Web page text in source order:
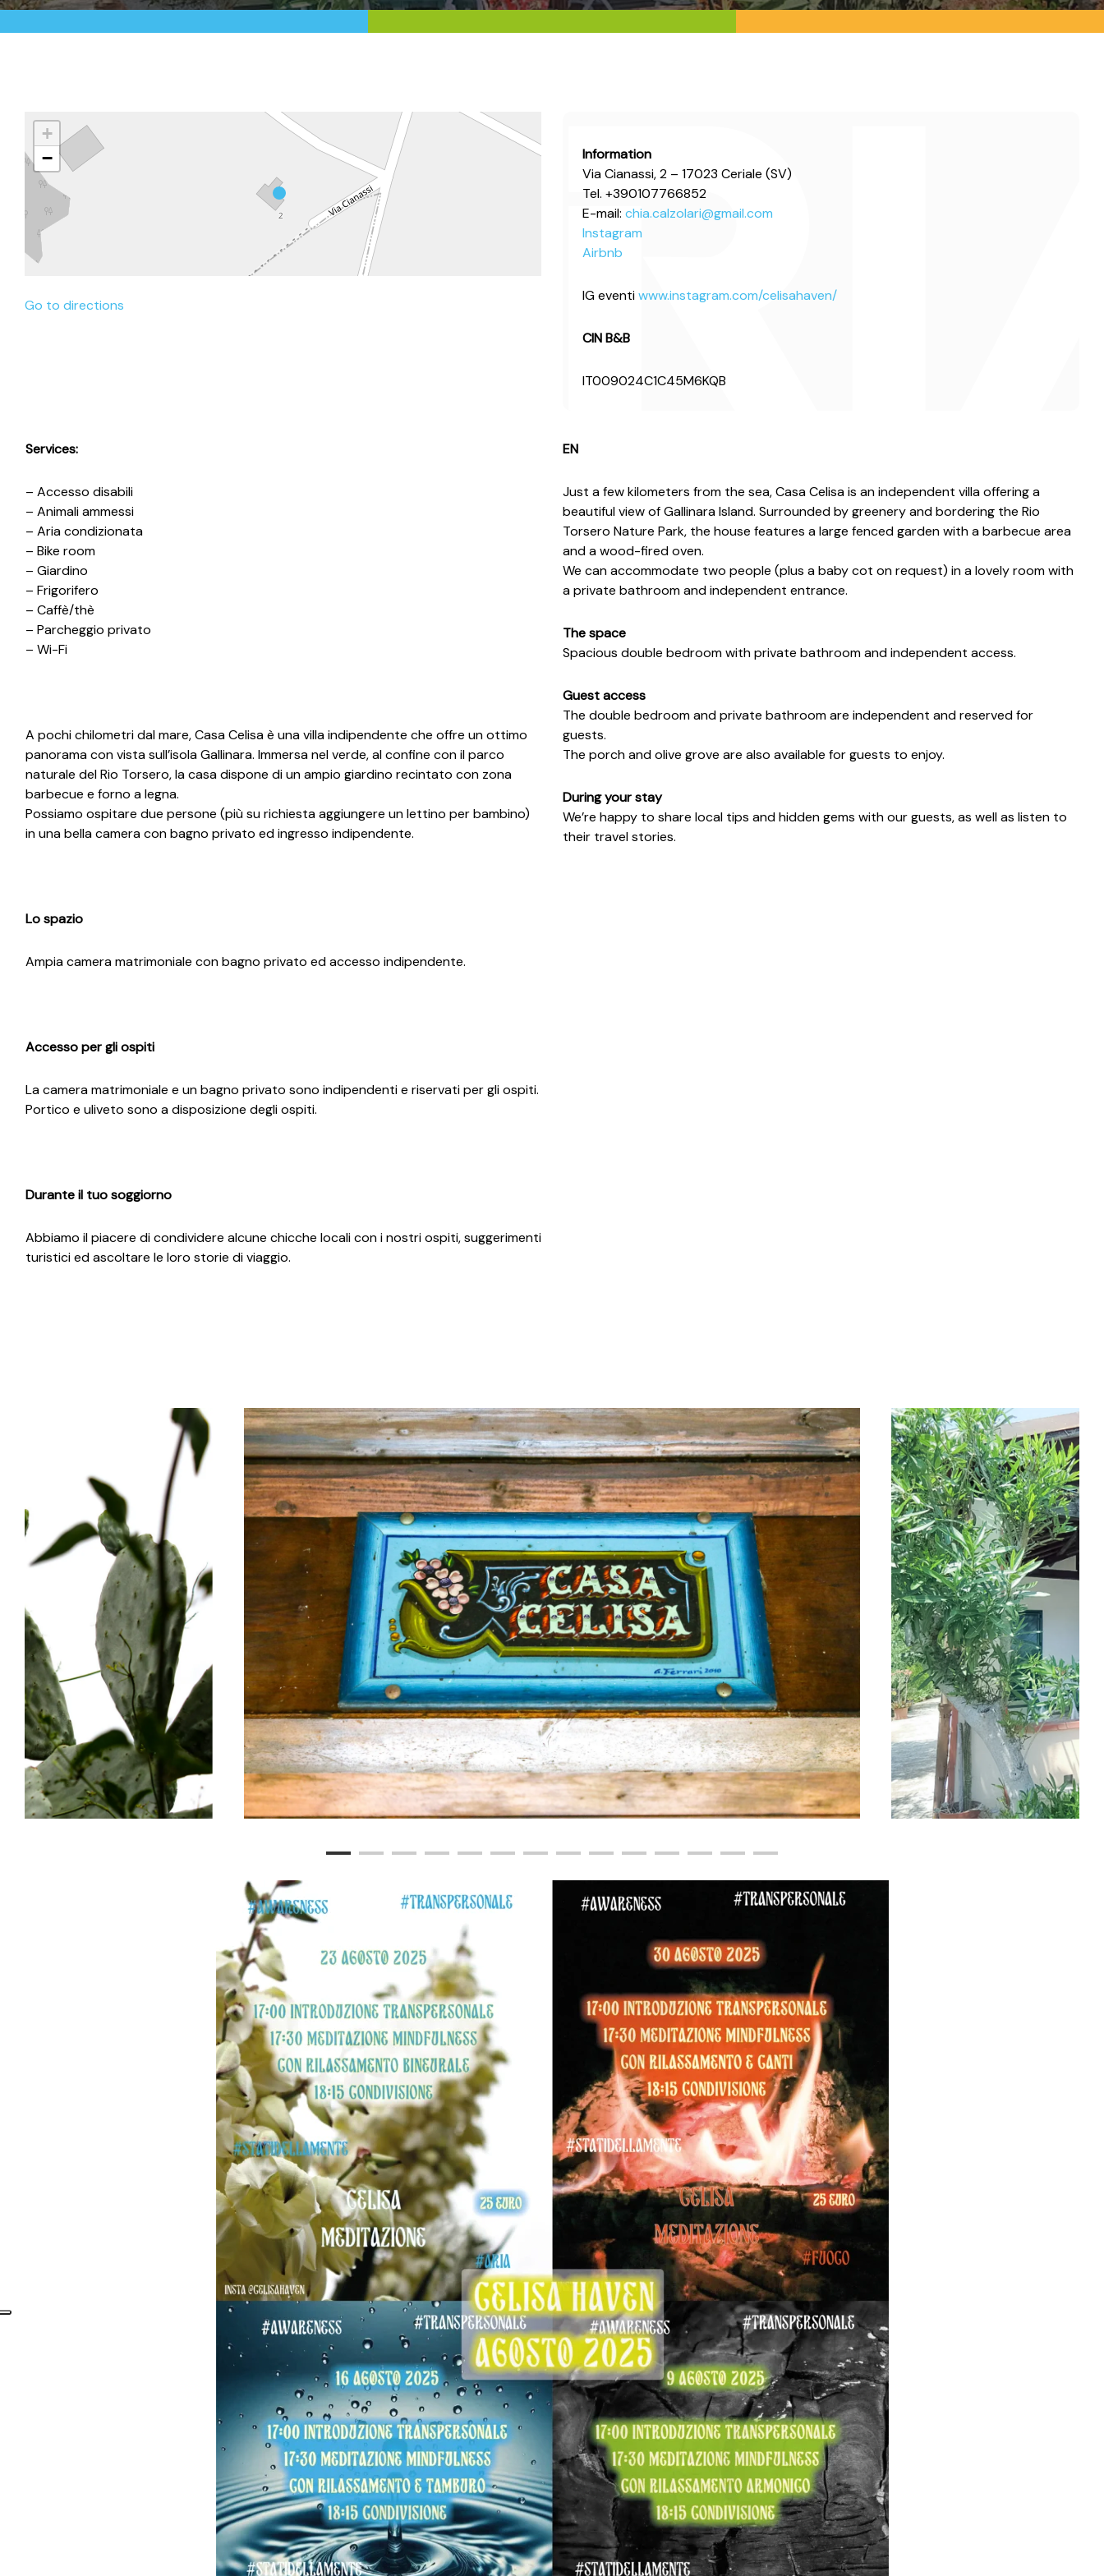
+
−
Go to directions
Information
Via Cianassi, 2 – 17023 Ceriale (SV)
Tel. +390107766852
E-mail:chia.calzolari@gmail.com
Instagram
Airbnb
IG eventiwww.instagram.com/celisahaven/
CIN B&B
IT009024C1C45M6KQB
Services:
– Accesso disabili
– Animali ammessi
– Aria condizionata
– Bike room
– Giardino
– Frigorifero
– Caffè/thè
– Parcheggio privato
– Wi-Fi
A pochi chilometri dal mare, Casa Celisa è una villa indipendente che offre un ottimo
panorama con vista sull’isola Gallinara. Immersa nel verde, al confine con il parco
naturale del Rio Torsero, la casa dispone di un ampio giardino recintato con zona
barbecue e forno a legna.
Possiamo ospitare due persone (più su richiesta aggiungere un lettino per bambino)
in una bella camera con bagno privato ed ingresso indipendente.
Lo spazio
Ampia camera matrimoniale con bagno privato ed accesso indipendente.
Accesso per gli ospiti
La camera matrimoniale e un bagno privato sono indipendenti e riservati per gli ospiti.
Portico e uliveto sono a disposizione degli ospiti.
Durante il tuo soggiorno
Abbiamo il piacere di condividere alcune chicche locali con i nostri ospiti, suggerimenti
turistici ed ascoltare le loro storie di viaggio.
EN
Just a few kilometers from the sea, Casa Celisa is an independent villa offering a
beautiful view of Gallinara Island. Surrounded by greenery and bordering the Rio
Torsero Nature Park, the house features a large fenced garden with a barbecue area
and a wood-fired oven.
We can accommodate two people (plus a baby cot on request) in a lovely room with
a private bathroom and independent entrance.
The space
Spacious double bedroom with private bathroom and independent access.
Guest access
The double bedroom and private bathroom are independent and reserved for
guests.
The porch and olive grove are also available for guests to enjoy.
During your stay
We’re happy to share local tips and hidden gems with our guests, as well as listen to
their travel stories.